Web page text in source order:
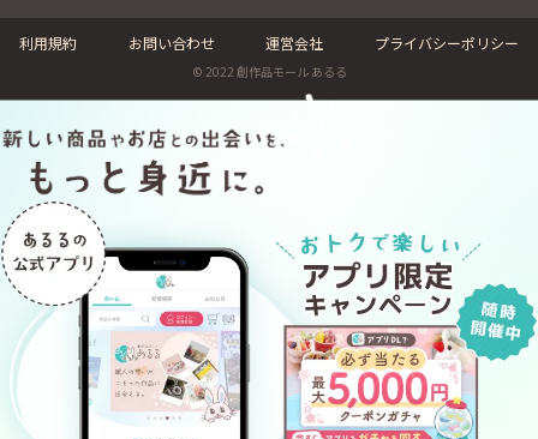
利用規約 お問い合わせ 運営会社 プライバシーポリシー
© 2022 創作品モール あるる